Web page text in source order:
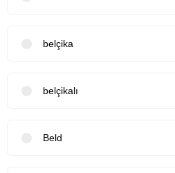
belçika
belçikalı
Beld